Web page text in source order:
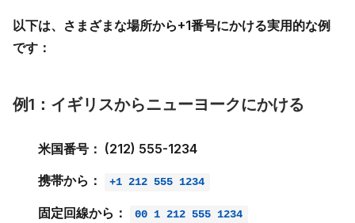
以下は、さまざまな場所から+1番号にかける実用的な例
です：
例1：イギリスからニューヨークにかける
米国番号： (212) 555-1234
携帯から：
+1 212 555 1234
固定回線から： 00 1 212 555 1234